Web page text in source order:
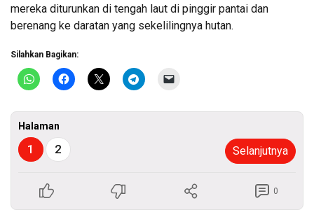
mereka diturunkan di tengah laut di pinggir pantai dan
berenang ke daratan yang sekelilingnya hutan.
Silahkan Bagikan:
Halaman
1 2 Selanjutnya
0